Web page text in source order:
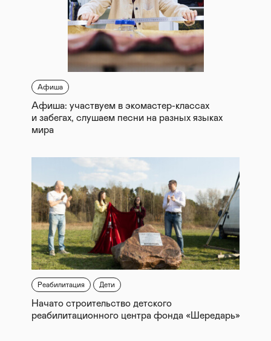
Афиша
Афиша: участвуем в экомастер-классах
и забегах, слушаем песни на разных языках
мира
Реабилитация Дети
Начато строительство детского
реабилитационного центра фонда «Шередарь»